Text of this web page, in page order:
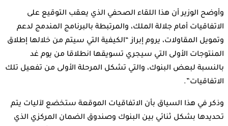
وأوضح الوزير أن هذا اللقاء الصحفي الذي يعقب التوقيع على
الاتفاقيات أمام جلالة الملك، والمرتبطة بالبرنامج المندمج لدعم
وتمويل المقاولات، يروم إبراز “الكيفية التي سيتم من خلالها إطلاق
المنتوجات الأولى التي سيجري تسويقها انطلاقا من يوم غد
بالنسبة لبعض البنوك، والتي تشكل المرحلة الأولى من تفعيل تلك
الاتفاقيات”.
وذكر في هذا السياق بأن الاتفاقيات الموقعة ستخضع لآليات يتم
تحديدها بشكل ثنائي بين البنوك وصندوق الضمان المركزي الذي